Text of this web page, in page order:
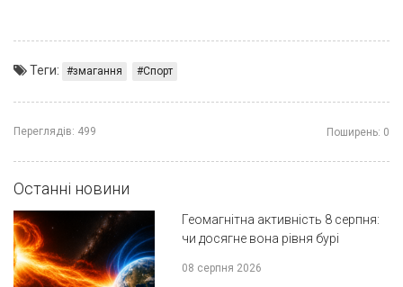
Теги: змагання Спорт
Переглядів: 499 Поширень: 0
Останні новини
Геомагнітна активність 8 серпня:
чи досягне вона рівня бурі
08 серпня 2026